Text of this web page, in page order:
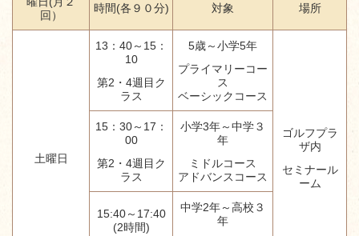
回）
時間(各９０分) 対象 場所
土曜日
13：40～15：
10
第2・4週目ク
ラス
5歳～小学5年
プライマリーコー
ス
ベーシックコース
ゴルフプラ
ザ内
セミナール
ーム
15：30～17：
00
第2・4週目ク
ラス
小学3年～中学３
年
ミドルコース
アドバンスコース
15:40～17:40
(2時間)
中学2年～高校３
年